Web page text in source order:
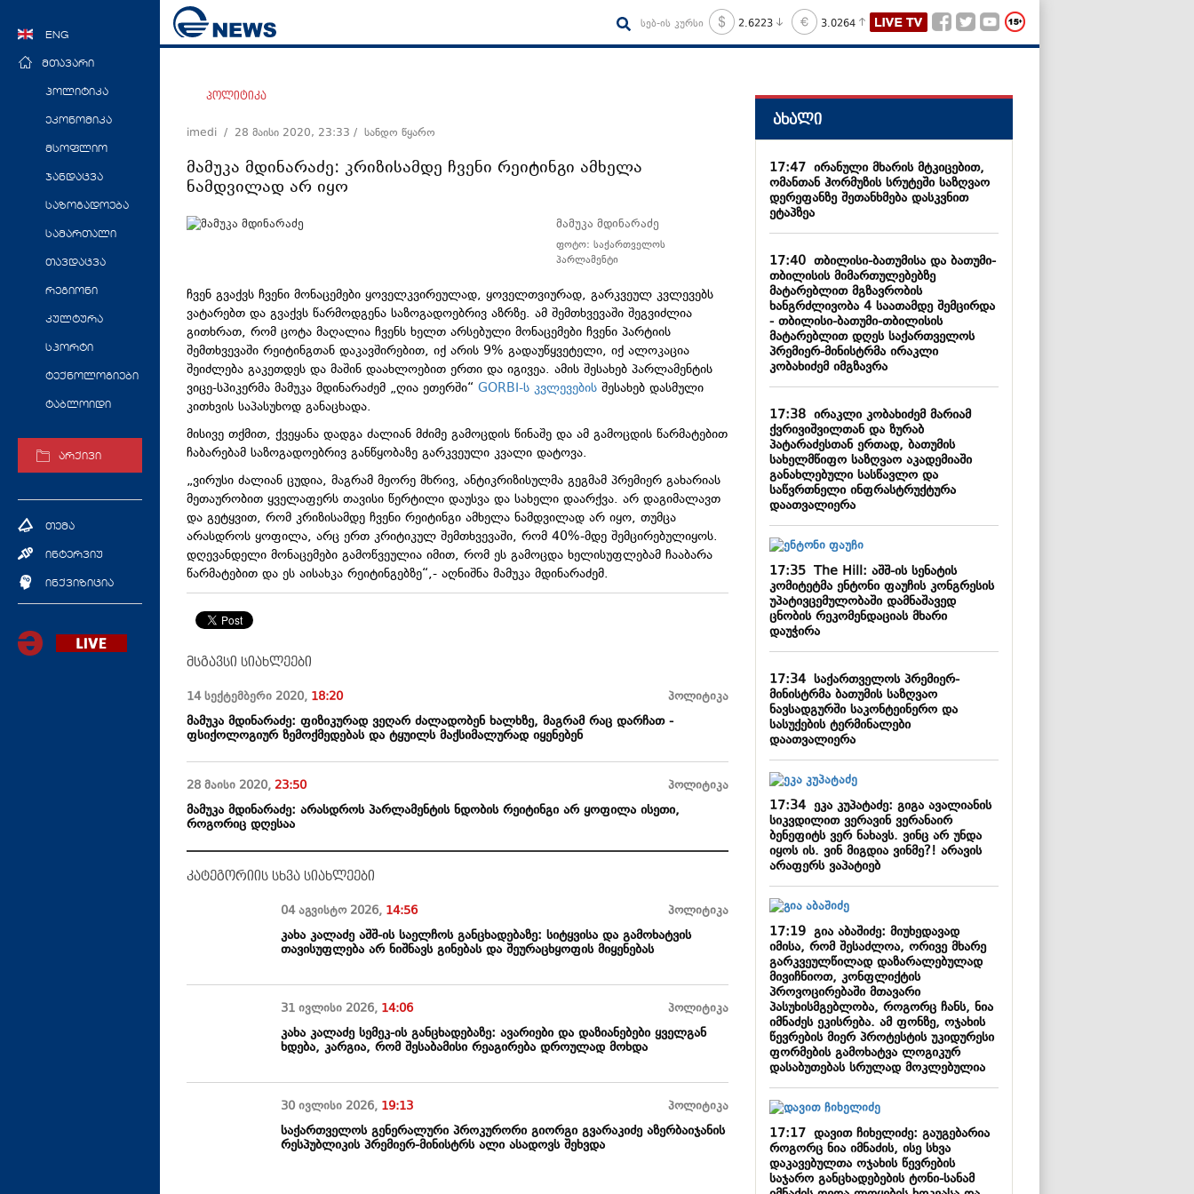
ENG
მთავარი
პოლიტიკა
ეკონომიკა
მსოფლიო
ჯანდაცვა
საზოგადოება
სამართალი
თავდაცვა
რეგიონი
კულტურა
სპორტი
ტექნოლოგიები
ტაბლოიდი
არქივი
თემა
ინტერვიუ
ინქვიზიცია
სებ-ის კურსი 2.6223 3.0264
პოლიტიკა
imedi / 28 მაისი 2020, 23:33 / სანდო წყარო
მამუკა მდინარაძე: კრიზისამდე ჩვენი რეიტინგი ამხელა
ნამდვილად არ იყო
მამუკა მდინარაძე
ფოტო: საქართველოს
პარლამენტი
ჩვენ გვაქვს ჩვენი მონაცემები ყოველკვირეულად, ყოველთვიურად, გარკვეულ კვლევებს
ვატარებთ და გვაქვს წარმოდგენა საზოგადოებრივ აზრზე. ამ შემთხვევაში შეგვიძლია
გითხრათ, რომ ცოტა მაღალია ჩვენს ხელთ არსებული მონაცემები ჩვენი პარტიის
შემთხვევაში რეიტინგთან დაკავშირებით, იქ არის 9% გადაუწყვეტელი, იქ ალოკაცია
შეიძლება გაკეთდეს და მაშინ დაახლოებით ერთი და იგივეა. ამის შესახებ პარლამენტის
ვიცე-სპიკერმა მამუკა მდინარაძემ „ღია ეთერში“ GORBI-ს კვლევების შესახებ დასმული
კითხვის საპასუხოდ განაცხადა.
მისივე თქმით, ქვეყანა დადგა ძალიან მძიმე გამოცდის წინაშე და ამ გამოცდის წარმატებით
ჩაბარებამ საზოგადოებრივ განწყობაზე გარკვეული კვალი დატოვა.
„ვირუსი ძალიან ცუდია, მაგრამ მეორე მხრივ, ანტიკრიზისულმა გეგმამ პრემიერ გახარიას
მეთაურობით ყველაფერს თავისი წერტილი დაუსვა და სახელი დაარქვა. არ დაგიმალავთ
და გეტყვით, რომ კრიზისამდე ჩვენი რეიტინგი ამხელა ნამდვილად არ იყო, თუმცა
არასდროს ყოფილა, არც ერთ კრიტიკულ შემთხვევაში, რომ 40%-მდე შემცირებულიყოს.
დღევანდელი მონაცემები გამოწვეულია იმით, რომ ეს გამოცდა ხელისუფლებამ ჩააბარა
წარმატებით და ეს აისახკა რეიტინგებზე“,- აღნიშნა მამუკა მდინარაძემ.
მსგავსი სიახლეები
14 სექტემბერი 2020, 18:20 პოლიტიკა
მამუკა მდინარაძე: ფიზიკურად ვეღარ ძალადობენ ხალხზე, მაგრამ რაც დარჩათ -
ფსიქოლოგიურ ზემოქმედებას და ტყუილს მაქსიმალურად იყენებენ
28 მაისი 2020, 23:50 პოლიტიკა
მამუკა მდინარაძე: არასდროს პარლამენტის ნდობის რეიტინგი არ ყოფილა ისეთი,
როგორიც დღესაა
კატეგორიის სხვა სიახლეები
04 აგვისტო 2026, 14:56 პოლიტიკა
კახა კალაძე აშშ-ის საელჩოს განცხადებაზე: სიტყვისა და გამოხატვის
თავისუფლება არ ნიშნავს გინებას და შეურაცხყოფის მიყენებას
31 ივლისი 2026, 14:06 პოლიტიკა
კახა კალაძე სემეკ-ის განცხადებაზე: ავარიები და დაზიანებები ყველგან
ხდება, კარგია, რომ შესაბამისი რეაგირება დროულად მოხდა
30 ივლისი 2026, 19:13 პოლიტიკა
საქართველოს გენერალური პროკურორი გიორგი გვარაკიძე აზერბაიჯანის
რესპუბლიკის პრემიერ-მინისტრს ალი ასადოვს შეხვდა
ახალი
17:47ირანული მხარის მტკიცებით,
ომანთან ჰორმუზის სრუტეში საზღვაო
დერეფანზე შეთანხმება დასკვნით
ეტაპზეა
17:40თბილისი-ბათუმისა და ბათუმი-
თბილისის მიმართულებებზე
მატარებლით მგზავრობის
ხანგრძლივობა 4 საათამდე შემცირდა
- თბილისი-ბათუმი-თბილისის
მატარებლით დღეს საქართველოს
პრემიერ-მინისტრმა ირაკლი
კობახიძემ იმგზავრა
17:38ირაკლი კობახიძემ მარიამ
ქვრივიშვილთან და ზურაბ
პატარაძესთან ერთად, ბათუმის
სახელმწიფო საზღვაო აკადემიაში
განახლებული სასწავლო და
საწვრთნელი ინფრასტრუქტურა
დაათვალიერა
17:35The Hill: აშშ-ის სენატის
კომიტეტმა ენტონი ფაუჩის კონგრესის
უპატივცემულობაში დამნაშავედ
ცნობის რეკომენდაციას მხარი
დაუჭირა
17:34საქართველოს პრემიერ-
მინისტრმა ბათუმის საზღვაო
ნავსადგურში საკონტეინერო და
სასუქების ტერმინალები
დაათვალიერა
17:34ეკა კუპატაძე: გიგა ავალიანის
სიკვდილით ვერავინ ვერანაირ
ბენეფიტს ვერ ნახავს. ვინც არ უნდა
იყოს ის. ვინ მიგდია ვინმე?! არავის
არაფერს ვაპატიებ
17:19გია აბაშიძე: მიუხედავად
იმისა, რომ შესაძლოა, ორივე მხარე
გარკვეულწილად დაზარალებულად
მივიჩნიოთ, კონფლიქტის
პროვოცირებაში მთავარი
პასუხისმგებლობა, როგორც ჩანს, ნია
იმნაძეს ეკისრება. ამ ფონზე, ოჯახის
წევრების მიერ პროტესტის უკიდურესი
ფორმების გამოხატვა ლოგიკურ
დასაბუთებას სრულად მოკლებულია
17:17დავით ჩიხელიძე: გაუგებარია
როგორც ნია იმნაძის, ისე სხვა
დაკავებულთა ოჯახის წევრების
საჯარო განცხადებების ტონი-სანამ